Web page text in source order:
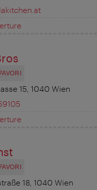
15, 1040 Wien
18, 1040 Wien